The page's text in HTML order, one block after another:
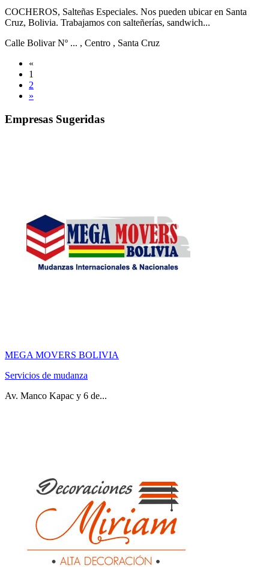
COCHEROS, Salteñas Especiales. Nos pueden ubicar en Santa
Cruz, Bolivia. Trabajamos con salteñerías, sandwich...
Calle Bolivar Nº ... , Centro , Santa Cruz
«
1
2
»
Empresas Sugeridas
MEGA MOVERS BOLIVIA
Servicios de mudanza
Av. Manco Kapac y 6 de...